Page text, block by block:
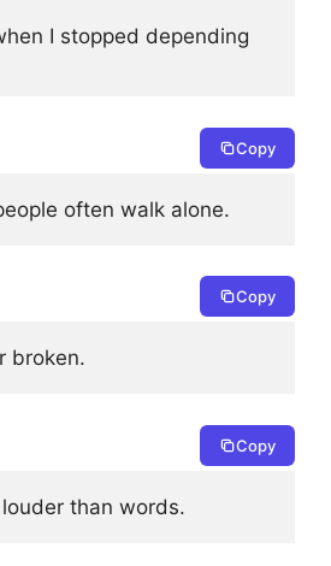
I stopped depending
Copy
often walk alone.
Copy
broken.
Copy
than words.